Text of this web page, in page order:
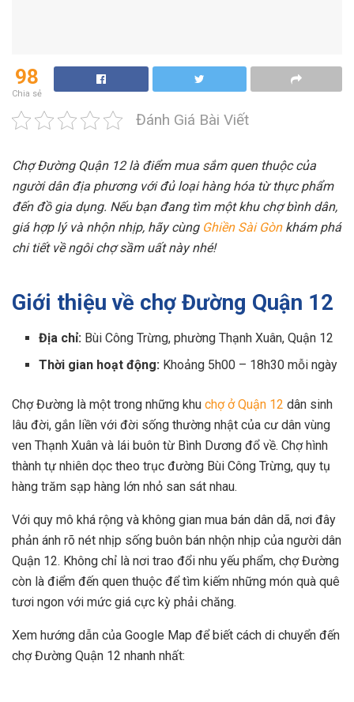
98
Chia sẻ
Đánh Giá Bài Viết
Chợ Đường Quận 12 là điểm mua sắm quen thuộc của
người dân địa phương với đủ loại hàng hóa từ thực phẩm
đến đồ gia dụng. Nếu bạn đang tìm một khu chợ bình dân,
giá hợp lý và nhộn nhịp, hãy cùng Ghiền Sài Gònkhám phá
chi tiết về ngôi chợ sầm uất này nhé!
Giới thiệu về chợ Đường Quận 12
Địa chỉ: Bùi Công Trừng, phường Thạnh Xuân, Quận 12
Thời gian hoạt động: Khoảng 5h00 – 18h30 mỗi ngày
Chợ Đường là một trong những khu chợ ở Quận 12 dân sinh
lâu đời, gắn liền với đời sống thường nhật của cư dân vùng
ven Thạnh Xuân và lái buôn từ Bình Dương đổ về. Chợ hình
thành tự nhiên dọc theo trục đường Bùi Công Trừng, quy tụ
hàng trăm sạp hàng lớn nhỏ san sát nhau.
Với quy mô khá rộng và không gian mua bán dân dã, nơi đây
phản ánh rõ nét nhịp sống buôn bán nhộn nhịp của người dân
Quận 12. Không chỉ là nơi trao đổi nhu yếu phẩm, chợ Đường
còn là điểm đến quen thuộc để tìm kiếm những món quà quê
tươi ngon với mức giá cực kỳ phải chăng.
Xem hướng dẫn của Google Map để biết cách di chuyển đến
chợ Đường Quận 12 nhanh nhất: